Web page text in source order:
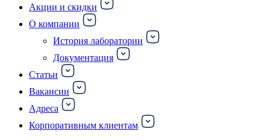
Акции и скидки
О компании
История лаборатории
Документация
Статьи
Вакансии
Адреса
Корпоративным клиентам